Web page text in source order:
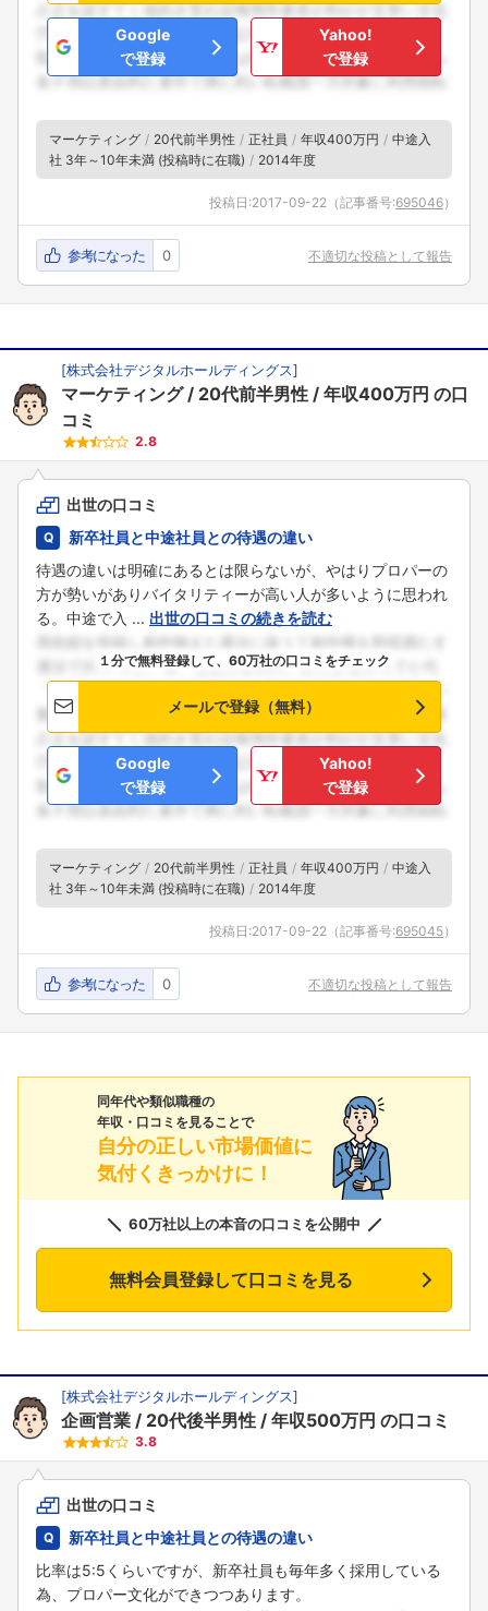
Google
で登録
Yahoo!
で登録
マーケティング 20代前半男性 正社員 年収400万円
中途入
社 3年～10年未満 (投稿時に在職)
2014年度
投稿日:2017-09-22 （記事番号:695046）
参考になった 0 不適切な投稿として報告
[株式会社デジタルホールディングス]
マーケティング 20代前半男性 年収400万円 の口
コミ
2.8
出世の口コミ
新卒社員と中途社員との待遇の違い
待遇の違いは明確にあるとは限らないが、やはりプロパーの
方が勢いがありバイタリティーが高い人が多いように思われ
る。中途で入 ... 出世の口コミの続きを読む
１分で無料登録して、60万社の口コミをチェック
メールで登録（無料）
Google
で登録
Yahoo!
で登録
マーケティング 20代前半男性 正社員 年収400万円
中途入
社 3年～10年未満 (投稿時に在職)
2014年度
投稿日:2017-09-22 （記事番号:695045）
参考になった 0 不適切な投稿として報告
同年代や類似職種の
年収・口コミを見ることで
自分の正しい市場価値に
気付くきっかけに！
60万社以上の本音の口コミを公開中
無料会員登録して口コミを見る
[株式会社デジタルホールディングス]
企画営業 20代後半男性 年収500万円 の口コミ
3.8
出世の口コミ
新卒社員と中途社員との待遇の違い
比率は5:5くらいですが、新卒社員も毎年多く採用している
為、プロパー文化ができつつあります。